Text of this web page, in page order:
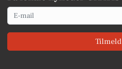
Email
Tilmeld